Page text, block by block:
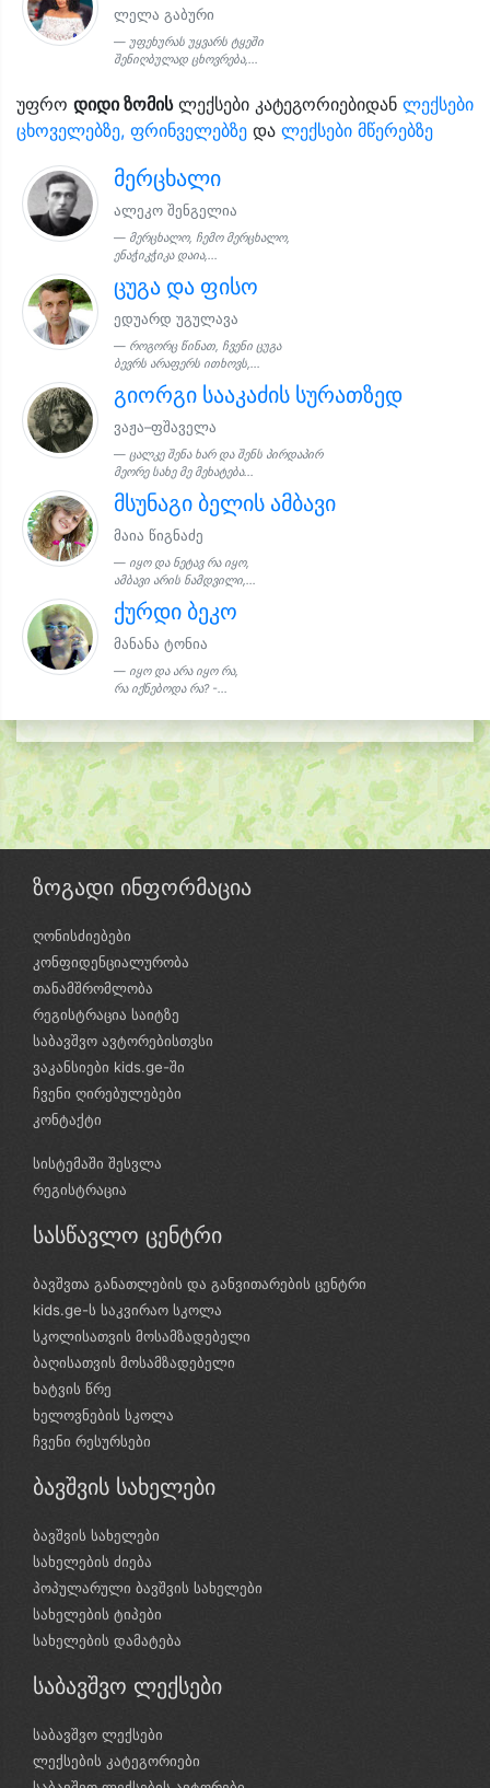
ლელა გაბური
უფეხურას უყვარს ტყეში
შენიღბულად ცხოვრება,...
უფრო დიდი ზომისლექსები კატეგორიებიდან ლექსები
ცხოველებზე, ფრინველებზე და ლექსები მწერებზე
მერცხალი
ალეკო შენგელია
მერცხალო, ჩემო მერცხალო,
ენაჭიკჭიკა დაია,...
ცუგა და ფისო
ედუარდ უგულავა
როგორც წინათ, ჩვენი ცუგა
ბევრს არაფერს ითხოვს,...
გიორგი სააკაძის სურათზედ
ვაჟა–ფშაველა
ცალკე შენა ხარ და შენს პირდაპირ
მეორე სახე მე მეხატება...
მსუნაგი ბელის ამბავი
მაია წიგნაძე
იყო და ნეტავ რა იყო,
ამბავი არის ნამდვილი,...
ქურდი ბეკო
მანანა ტონია
იყო და არა იყო რა,
რა იქნებოდა რა? -...
ზოგადი ინფორმაცია
ღონისძიებები
კონფიდენციალურობა
თანამშრომლობა
რეგისტრაცია საიტზე
საბავშვო ავტორებისთვსი
ვაკანსიები kids.ge-ში
ჩვენი ღირებულებები
კონტაქტი
სისტემაში შესვლა
რეგისტრაცია
სასწავლო ცენტრი
ბავშვთა განათლების და განვითარების ცენტრი
kids.ge-ს საკვირაო სკოლა
სკოლისათვის მოსამზადებელი
ბაღისათვის მოსამზადებელი
ხატვის წრე
ხელოვნების სკოლა
ჩვენი რესურსები
ბავშვის სახელები
ბავშვის სახელები
სახელების ძიება
პოპულარული ბავშვის სახელები
სახელების ტიპები
სახელების დამატება
საბავშვო ლექსები
საბავშვო ლექსები
ლექსების კატეგორიები